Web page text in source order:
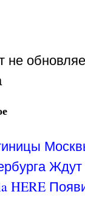
не
HERE